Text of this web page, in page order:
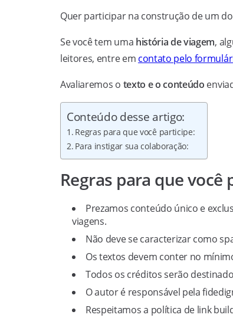
Quer participar na construção de um
Se você tem uma história de viagem,
leitores, entre em contato pelo
Avaliaremos o texto e o conteúdo
Conteúdo desse artigo:
Regras para que você participe:
Para instigar sua colaboração:
Regras para que você
Prezamos conteúdo único e
viagens.
Não deve se caracterizar como
Os textos devem conter no
Todos os créditos serão
O autor é responsável pela
Respeitamos a política de link